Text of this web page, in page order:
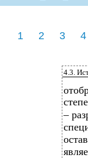
1 2 3 4
4.3.
–